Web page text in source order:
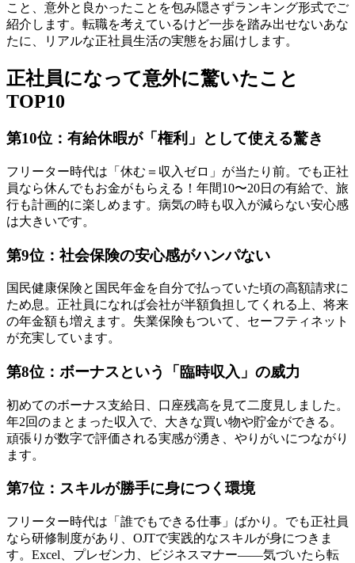
こと、意外と良かったことを包み隠さずランキング形式でご
紹介します。転職を考えているけど一歩を踏み出せないあな
たに、リアルな正社員生活の実態をお届けします。
正社員になって意外に驚いたこと
TOP10
第10位：有給休暇が「権利」として使える驚き
フリーター時代は「休む＝収入ゼロ」が当たり前。でも正社
員なら休んでもお金がもらえる！年間10〜20日の有給で、旅
行も計画的に楽しめます。病気の時も収入が減らない安心感
は大きいです。
第9位：社会保険の安心感がハンパない
国民健康保険と国民年金を自分で払っていた頃の高額請求に
ため息。正社員になれば会社が半額負担してくれる上、将来
の年金額も増えます。失業保険もついて、セーフティネット
が充実しています。
第8位：ボーナスという「臨時収入」の威力
初めてのボーナス支給日、口座残高を見て二度見しました。
年2回のまとまった収入で、大きな買い物や貯金ができる。
頑張りが数字で評価される実感が湧き、やりがいにつながり
ます。
第7位：スキルが勝手に身につく環境
フリーター時代は「誰でもできる仕事」ばかり。でも正社員
なら研修制度があり、OJTで実践的なスキルが身につきま
す。Excel、プレゼン力、ビジネスマナー――気づいたら転